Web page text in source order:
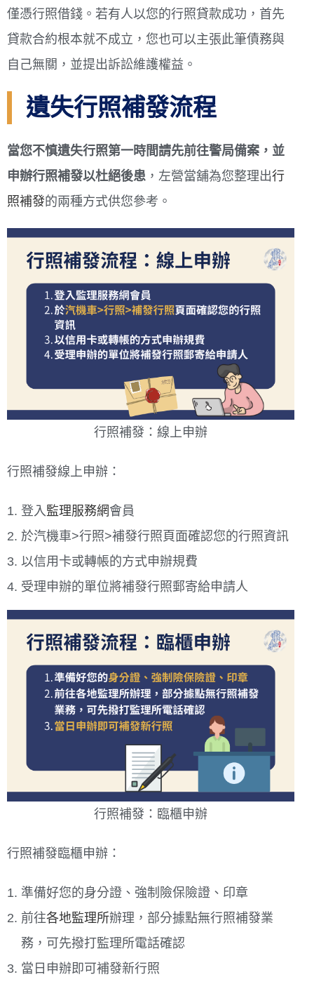
僅憑行照借錢。若有人以您的行照貸款成功，首先
貸款合約根本就不成立，您也可以主張此筆債務與
自己無關，並提出訴訟維護權益。
遺失行照補發流程
當您不慎遺失行照第一時間請先前往警局備案，並
申辦行照補發以杜絕後患 ，左營當舖為您整理出行
照補發的兩種方式供您參考。
行照補發：線上申辦
行照補發線上申辦：
登入監理服務網會員
於汽機車>行照>補發行照頁面確認您的行照資訊
以信用卡或轉帳的方式申辦規費
受理申辦的單位將補發行照郵寄給申請人
行照補發：臨櫃申辦
行照補發臨櫃申辦：
準備好您的身分證、強制險保險證、印章
前往各地監理所辦理，部分據點無行照補發業
務，可先撥打監理所電話確認
當日申辦即可補發新行照